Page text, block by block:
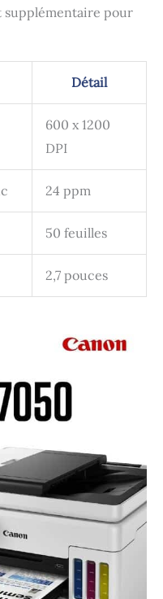
supplémentaire pour
Détail
600 x 1200
DPI
24 ppm
50 feuilles
2,7 pouces